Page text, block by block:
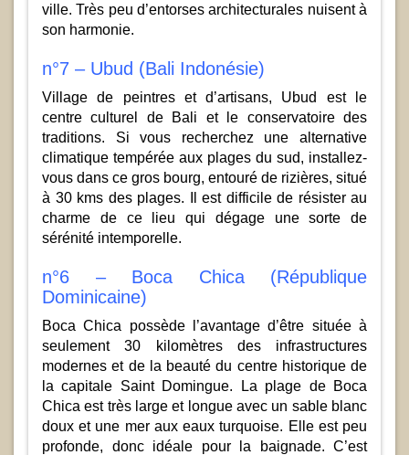
ville. Très peu d’entorses architecturales nuisent à
son harmonie.
n°7 – Ubud (Bali Indonésie)
Village de peintres et d’artisans, Ubud est le
centre culturel de Bali et le conservatoire des
traditions. Si vous recherchez une alternative
climatique tempérée aux plages du sud, installez-
vous dans ce gros bourg, entouré de rizières, situé
à 30 kms des plages. Il est difficile de résister au
charme de ce lieu qui dégage une sorte de
sérénité intemporelle.
n°6 – Boca Chica (République
Dominicaine)
Boca Chica possède l’avantage d’être située à
seulement 30 kilomètres des infrastructures
modernes et de la beauté du centre historique de
la capitale Saint Domingue. La plage de Boca
Chica est très large et longue avec un sable blanc
doux et une mer aux eaux turquoise. Elle est peu
profonde, donc idéale pour la baignade. C’est